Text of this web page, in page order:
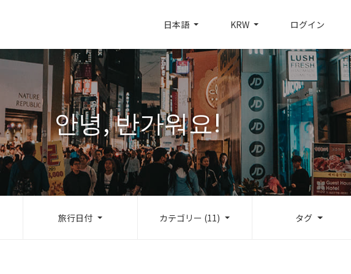
日本語 KRW ログイン
안녕, 반가워요!
旅行日付 カテゴリー (11) タグ